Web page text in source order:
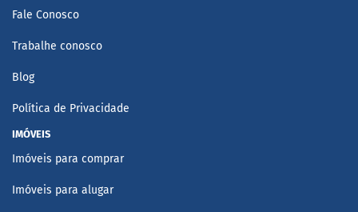
Fale Conosco
Trabalhe conosco
Blog
Política de Privacidade
IMÓVEIS
Imóveis para comprar
Imóveis para alugar